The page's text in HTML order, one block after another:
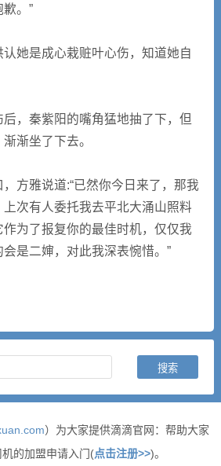
。”
她是成心栽赃叶心伤，知道她自
，秦紫阳的嘴角猛地抽了下，但
渐坐了下去。
方雅说道:“已然你今日来了，那我
次有人委托我去平北大涌山照料
为了报复你的最佳时机，仅仅我
是二婶，对此我深表惋惜。”
）为大家提供滴滴官网：帮助大家
的加盟申请入门(点击注册>>)。